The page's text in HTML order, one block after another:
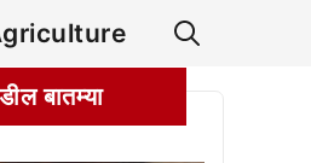
बातम्या